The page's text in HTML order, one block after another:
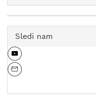
Sledi nam